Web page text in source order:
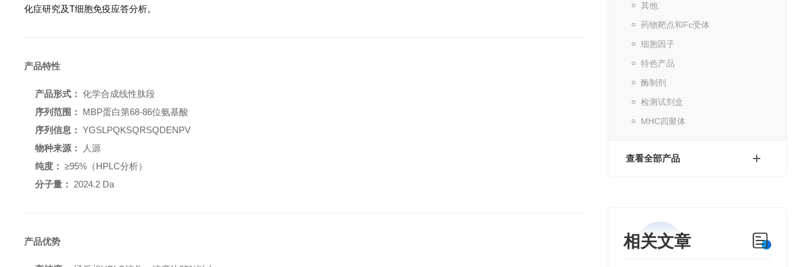
其他.
药物靶点和Fc受体
细胞因子
特色产品
酶制剂
检测试剂盒
MHC四聚体
查看全部产品
相关文章
化症研究及T细胞免疫应答分析。
产品特性
产品形式： 化学合成线性肽段
序列范围：
MBP蛋白第68-86位氨基酸
序列信息： YGSLPQKSQRSQDENPV
物种来源：
人源
纯度： ≥95%（HPLC分析）
分子量：
2024.2 Da
产品优势